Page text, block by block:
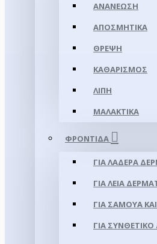
ΑΝΑΝΈΩΣΗ
ΑΠΟΣΜΗΤΙΚΆ
ΘΡΈΨΗ
ΚΑΘΑΡΙΣΜΌΣ
ΛΊΠΗ
ΜΑΛΑΚΤΙΚΆ
ΦΡΟΝΤΊΔΑ
ΓΙΑ ΛΑΔΕΡΆ
ΓΙΑ ΛΕΊΑ
ΓΙΑ ΣΑΜΟΥΑ
ΓΙΑ